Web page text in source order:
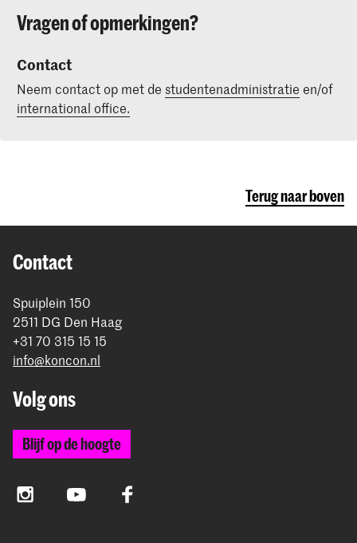
Vragen of opmerkingen?
Contact
Neem contact op met de studentenadministratie en/of
international office.
Terug naar boven
Contact
Spuiplein 150
2511 DG Den Haag
+31 70 315 15 15
info@koncon.nl
Volg ons
Blijf op de hoogte
InstagramYouTube Facebook